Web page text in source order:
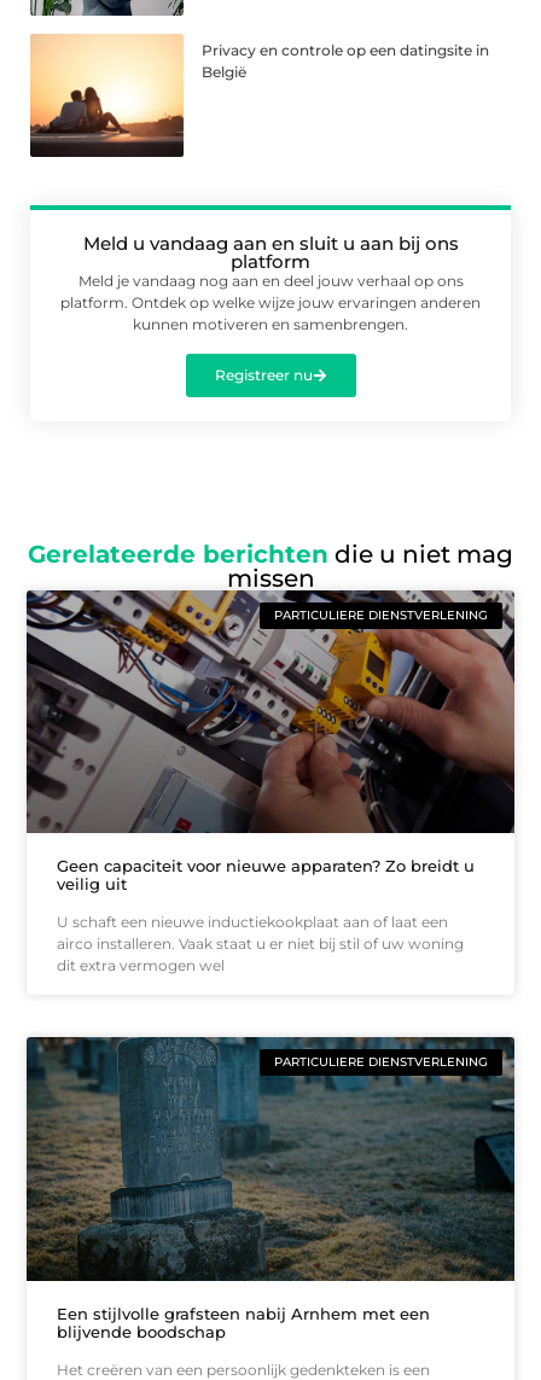
Privacy en controle op een datingsite in
België
Meld u vandaag aan en sluit u aan bij ons
platform
Meld je vandaag nog aan en deel jouw verhaal op ons
platform. Ontdek op welke wijze jouw ervaringen anderen
kunnen motiveren en samenbrengen.
Registreer nu
Gerelateerde berichten die u niet mag
missen
PARTICULIERE DIENSTVERLENING
Geen capaciteit voor nieuwe apparaten? Zo breidt u
veilig uit
U schaft een nieuwe inductiekookplaat aan of laat een
airco installeren. Vaak staat u er niet bij stil of uw woning
dit extra vermogen wel
PARTICULIERE DIENSTVERLENING
Een stijlvolle grafsteen nabij Arnhem met een
blijvende boodschap
Het creëren van een persoonlijk gedenkteken is een